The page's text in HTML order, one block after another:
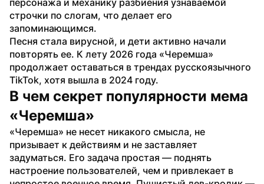
строчки по слогам, что делает его
запоминающимся.
Песня стала вирусной, и дети активно начали
повторять ее. К лету 2026 года «Черемша»
продолжает оставаться в трендах русскоязычного
TikTok, хотя вышла в 2024 году.
В чем секрет популярности мема
«Черемша»
«Черемша» не несет никакого смысла, не
призывает к действиям и не заставляет
задуматься. Его задача простая — поднять
настроение пользователей, чем и привлекает в